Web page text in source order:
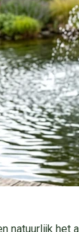
natuurlijk